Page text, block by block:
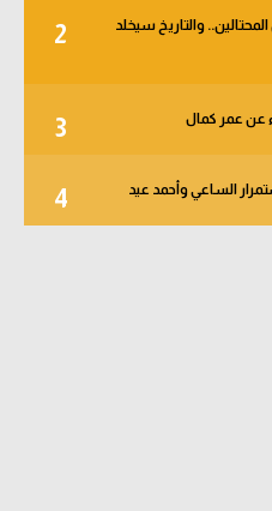
2
والتاريخ سيخلد
3 عن عمر كمال
4 الساعي وأحمد عيد